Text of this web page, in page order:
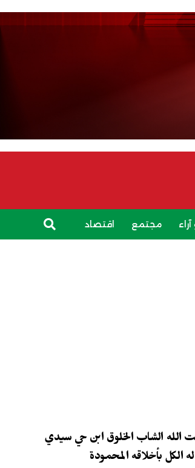
مجتمع اقتصاد
الله الشاب الخلوق ابن حي سيدي
الكل بأخلاقه المحمودة